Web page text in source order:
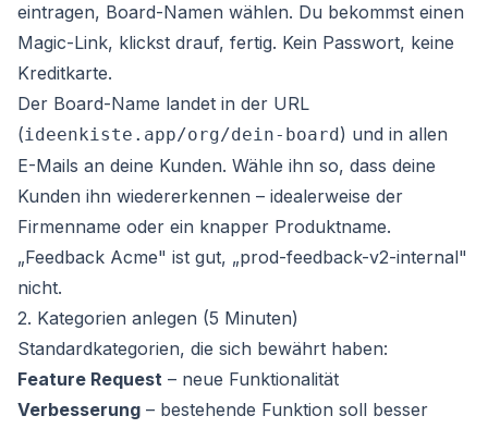
eintragen, Board-Namen wählen. Du bekommst einen
Magic-Link, klickst drauf, fertig. Kein Passwort, keine
Kreditkarte.
Der Board-Name landet in der URL
(ideenkiste.app/org/dein-board) und in allen
E-Mails an deine Kunden. Wähle ihn so, dass deine
Kunden ihn wiedererkennen – idealerweise der
Firmenname oder ein knapper Produktname.
„Feedback Acme" ist gut, „prod-feedback-v2-internal"
nicht.
2. Kategorien anlegen (5 Minuten)
Standardkategorien, die sich bewährt haben:
Feature Request – neue Funktionalität
Verbesserung – bestehende Funktion soll besser